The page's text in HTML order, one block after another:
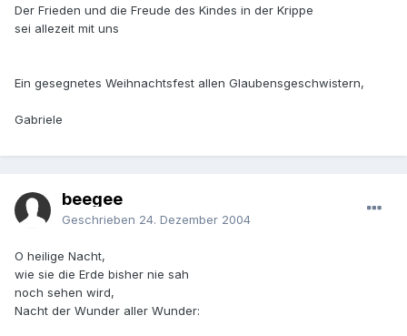
Der Frieden und die Freude des Kindes in der Krippe
sei allezeit mit uns
Ein gesegnetes Weihnachtsfest allen Glaubensgeschwistern,
Gabriele
beegee
Geschrieben 24. Dezember 2004
O heilige Nacht,
wie sie die Erde bisher nie sah
noch sehen wird,
Nacht der Wunder aller Wunder: